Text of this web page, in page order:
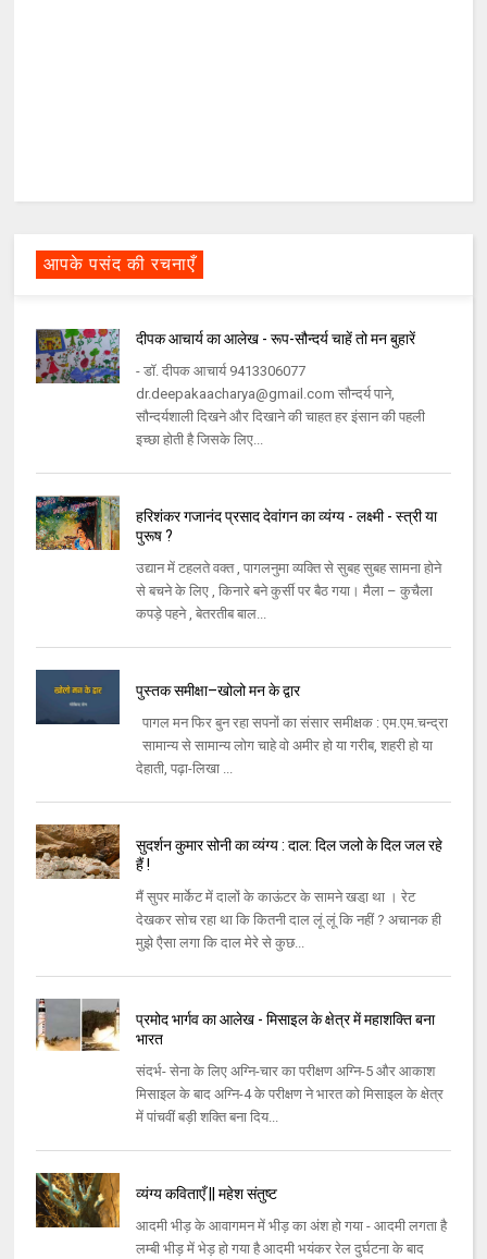
आपके पसंद की रचनाएँ
दीपक आचार्य का आलेख - रूप-सौन्दर्य चाहें तो मन बुहारें
- डॉ. दीपक आचार्य 9413306077
dr.deepakaacharya@gmail.com सौन्दर्य पाने,
सौन्दर्यशाली दिखने और दिखाने की चाहत हर इंसान की पहली
इच्छा होती है जिसके लिए...
हरिशंकर गजानंद प्रसाद देवांगन का व्यंग्य - लक्ष्मी - स्त्री या
पुरूष ?
उद्यान में टहलते वक्त , पागलनुमा व्यक्ति से सुबह सुबह सामना होने
से बचने के लिए , किनारे बने कुर्सी पर बैठ गया। मैला – कुचैला
कपड़े पहने , बेतरतीब बाल...
पुस्तक समीक्षा–खोलो मन के द्वार
पागल मन फिर बुन रहा सपनों का संसार समीक्षक : एम.एम.चन्द्रा
सामान्य से सामान्य लोग चाहे वो अमीर हो या गरीब, शहरी हो या
देहाती, पढ़ा-लिखा ...
सुदर्शन कुमार सोनी का व्यंग्य : दाल: दिल जलो के दिल जल रहे
हैं !
मैं सुपर मार्केट में दालों के काऊंटर के सामने खडा़ था । रेट
देखकर सोच रहा था कि कितनी दाल लूं लूं कि नहीं ? अचानक ही
मुझे एैसा लगा कि दाल मेरे से कुछ...
प्रमोद भार्गव का आलेख - मिसाइल के क्षेत्र में महाशक्ति बना
भारत
संदर्भ- सेना के लिए अग्नि-चार का परीक्षण अग्नि-5 और आकाश
मिसाइल के बाद अग्नि-4 के परीक्षण ने भारत को मिसाइल के क्षेत्र
में पांचवीं बड़ी शक्ति बना दिय...
व्यंग्य कविताएँ || महेश संतुष्ट
आदमी भीड़ के आवागमन में भीड़ का अंश हो गया - आदमी लगता है
लम्बी भीड़ में भेड़ हो गया है आदमी भयंकर रेल दुर्घटना के बाद